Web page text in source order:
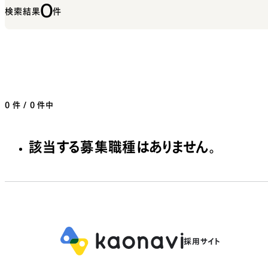
検索結果0件
0 件 / 0 件中
該当する募集職種はありません。